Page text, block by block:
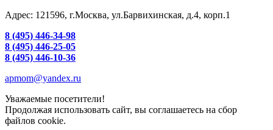
Адрес: 121596, г.Москва, ул.Барвихинская, д.4, корп.1
8 (495) 446-34-98
8 (495) 446-25-05
8 (495) 446-10-36
apmom@yandex.ru
Уважаемые посетители!
Продолжая использовать сайт, вы соглашаетесь на сбор
файлов cookie.